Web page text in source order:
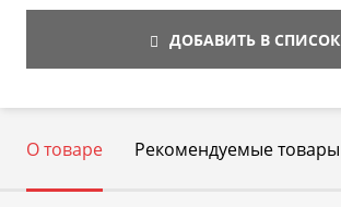
ДОБАВИТЬ В СПИСОК
О товаре Рекомендуемые товары